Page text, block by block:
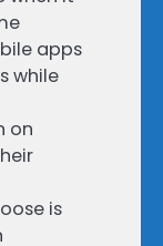
apps
while
on
is